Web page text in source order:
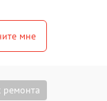
мне
ремонта